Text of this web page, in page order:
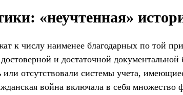
«неучтенная»
к числу наименее благодарных по той
и достаточной документальной
или отсутствовали системы учета,
война включала в себя множество